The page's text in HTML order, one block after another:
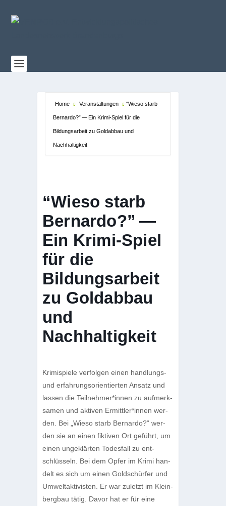
Home Veranstaltungen “Wieso starb
Bernardo?” — Ein Krimi-Spiel für die
Bildungsarbeit zu Goldabbau und
Nachhaltigkeit
“Wieso starb
Bernardo?” —
Ein Krimi-Spiel
für die
Bildungsarbeit
zu Goldabbau
und
Nachhaltigkeit
Kri­mi­spiele ver­fol­gen einen hand­lungs-
und erfah­rungs­ori­en­tier­ten Ansatz und
las­sen die Teilnehmer*innen zu auf­merk­
sa­men und akti­ven Ermittler*innen wer­
den. Bei „Wieso starb Ber­nardo?“ wer­
den sie an einen fik­ti­ven Ort geführt, um
einen unge­klär­ten Todes­fall zu ent­
schlüs­seln. Bei dem Opfer im Krimi han­
delt es sich um einen Gold­schürfer und
Umwelt­ak­ti­vis­ten. Er war zuletzt im Klein­
berg­bau tätig. Davor hat er für eine